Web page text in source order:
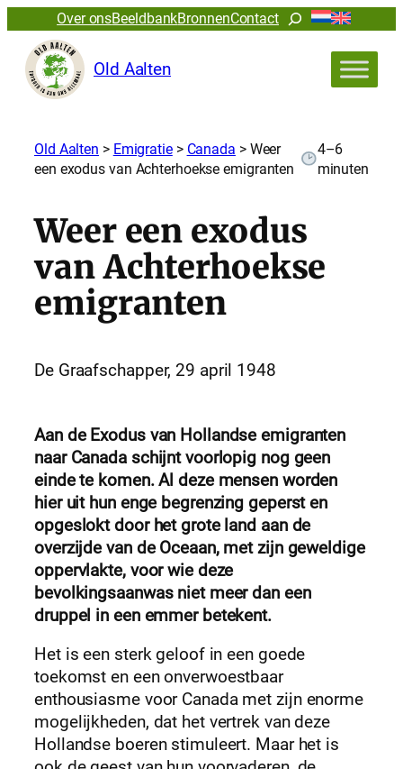
Over onsBeeldbankBronnenContactZoeken
Old Aalten
Old Aalten > Emigratie> Canada > Weer
een exodus van Achterhoekse emigranten
4–6
minuten
Weer een exodus
van Achterhoekse
emigranten
De Graafschapper, 29 april 1948
Aan de Exodus van Hollandse emigranten
naar Canada schijnt voorlopig nog geen
einde te komen. Al deze mensen worden
hier uit hun enge begrenzing geperst en
opgeslokt door het grote land aan de
overzijde van de Oceaan, met zijn geweldige
oppervlakte, voor wie deze
bevolkingsaanwas niet meer dan een
druppel in een emmer betekent.
Het is een sterk geloof in een goede
toekomst en een onverwoestbaar
enthousiasme voor Canada met zijn enorme
mogelijkheden, dat het vertrek van deze
Hollandse boeren stimuleert. Maar het is